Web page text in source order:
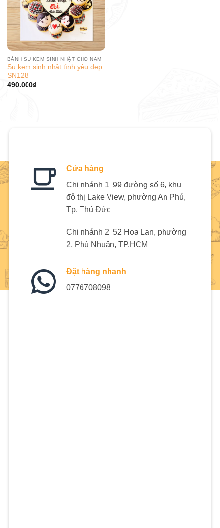
BÁNH SU KEM SINH NHẬT CHO NAM
Su kem sinh nhật tình yêu đẹp
SN128
490.000₫
Cửa hàng
Chi nhánh 1: 99 đường số 6, khu
đô thị Lake View, phường An Phú,
Tp. Thủ Đức
Chi nhánh 2: 52 Hoa Lan, phường
2, Phú Nhuận, TP.HCM
Đặt hàng nhanh
0776708098